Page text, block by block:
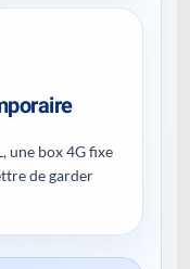
une box 4G fixe
de garder